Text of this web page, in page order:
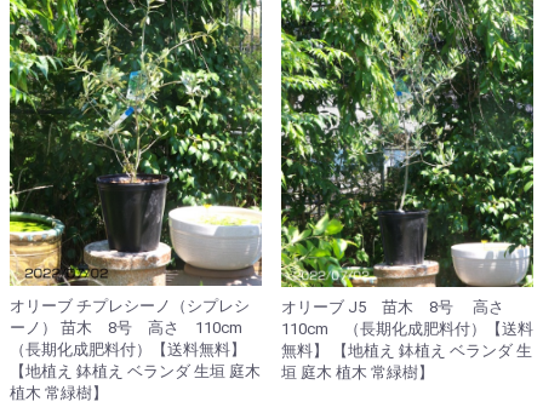
オリーブ チプレシーノ（シプレシ
ーノ） 苗木 8号 高さ 110cm
（長期化成肥料付）【送料無料】
【地植え 鉢植え ベランダ 生垣 庭木
植木 常緑樹】
オリーブ J5 苗木 8号 高さ
110cm （長期化成肥料付）【送料
無料】 【地植え 鉢植え ベランダ 生
垣 庭木 植木 常緑樹】